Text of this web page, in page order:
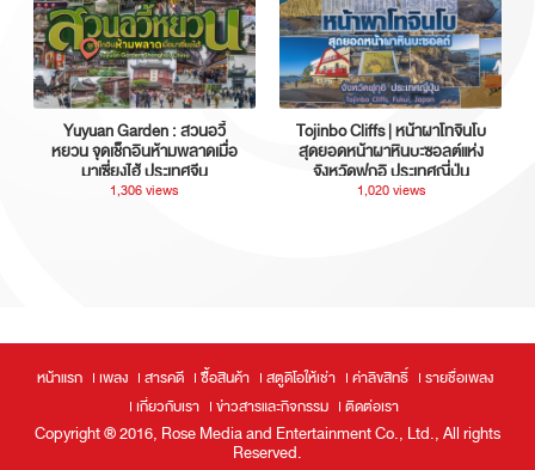
Yuyuan Garden : สวนอวี้
หยวน จุดเช็กอินห้ามพลาดเมื่อ
มาเซี่ยงไฮ้ ประเทศจีน
1,306 views
Tojinbo Cliffs | หน้าผาโทจินโบ
สุดยอดหน้าผาหินบะซอลต์แห่ง
จังหวัดฟุกุอิ ประเทศญี่ปุ่น
1,020 views
หน้าแรก เพลง สารคดี ซื้อสินค้า สตูดิโอให้เช่า ค่าลิขสิทธิ์
รายชื่อเพลง
เกี่ยวกับเรา
ข่าวสารและกิจกรรม ติดต่อเรา
Copyright ® 2016, Rose Media and Entertainment Co., Ltd., All rights
Reserved.